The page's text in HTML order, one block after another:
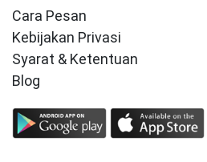
Cara Pesan
Kebijakan Privasi
Syarat & Ketentuan
Blog